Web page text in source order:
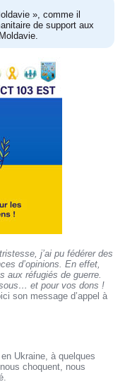
», comme il
de support aux
j’ai pu fédérer des
d’opinions. En effet,
aux réfugiés de guerre.
et pour vos dons !
son message d’appel à
Ukraine, à quelques
choquent, nous